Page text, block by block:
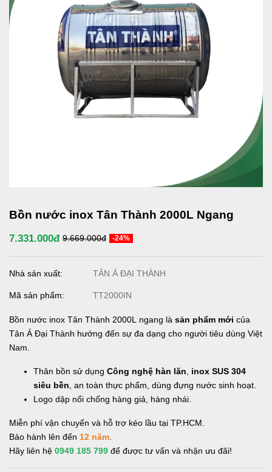
Bồn nước inox Tân Thành 2000L Ngang
7.331.000đ 9.669.000đ -24%
Nhà sản xuất: TÂN Á ĐẠI THÀNH
Mã sản phẩm: TT2000IN
Bồn nước inox Tân Thành 2000L ngang là sản phẩm mới của
Tân Á Đại Thành hướng đến sự đa dạng cho người tiêu dùng Việt
Nam.
Thân bồn sử dụng Công nghệ hàn lăn
inox SUS 304
siêu bền , an toàn thực phẩm, dùng đựng nước sinh hoạt.
Logo dập nổi chống hàng giả, hàng nhái.
Miễn phí vận chuyển và hỗ trợ kéo lầu tại TP.HCM.
Bảo hành lên đến 12 năm
Hãy liên hệ 0949 185 799 để được tư vấn và nhận ưu đãi!